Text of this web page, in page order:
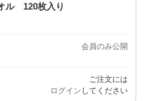
ル 120枚入り
会員のみ公開
ご注文には
ログイン してください